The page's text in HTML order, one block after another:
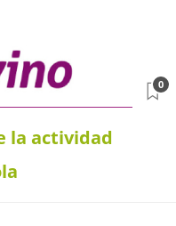
la actividad
0